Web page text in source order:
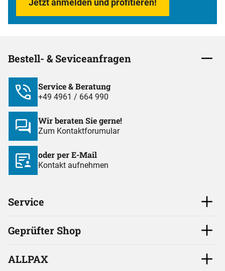
Jetzt anmelden und profitieren!
Bestell- & Seviceanfragen
Service & Beratung
+49 4961 / 664 990
Wir beraten Sie gerne!
Zum Kontaktforumular
oder per E-Mail
Kontakt aufnehmen
Service
Geprüfter Shop
ALLPAX